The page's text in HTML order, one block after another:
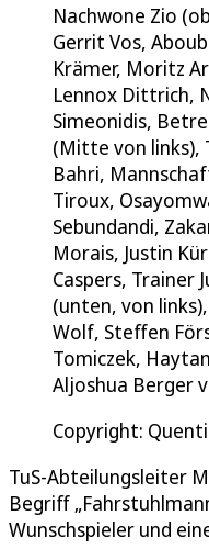
Nachwone Zio
Gerrit Vos,
Krämer, Moritz
Lennox Dittrich,
Simeonidis,
(Mitte von links),
Bahri,
Tiroux,
Sebundandi,
Morais, Justin
Caspers, Trainer
(unten, von
Wolf, Steffen
Tomiczek,
Aljoshua Berger
Copyright:
TuS-Abteilungsleiter
Begriff
Wunschspieler und